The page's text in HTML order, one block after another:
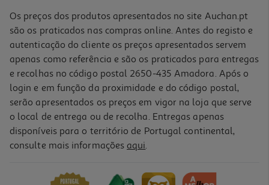
Modelador Cabelo Remington As8901 Hydraluxe 1200w
Os preços dos produtos apresentados no site Auchan.pt
são os praticados nas compras online. Antes do registo e
autenticação do cliente os preços apresentados servem
apenas como referência e são os praticados para entregas
e recolhas no código postal 2650-435 Amadora. Após o
login e em função da proximidade e do código postal,
serão apresentados os preços em vigor na loja que serve
o local de entrega ou de recolha. Entregas apenas
disponíveis para o território de Portugal continental,
consulte mais informações aqui.